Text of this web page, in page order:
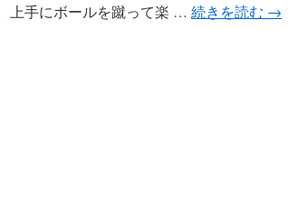
上手にボールを蹴って楽 … 続きを読む →